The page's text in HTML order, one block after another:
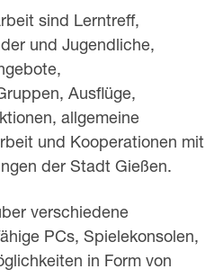
sind Lerntreff,
und Jugendliche,
Ausflüge,
allgemeine
und Kooperationen mit
der Stadt Gießen.
verschiedene
PCs, Spielekonsolen,
in Form von